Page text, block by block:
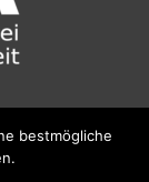
21, 1030
bestmögliche